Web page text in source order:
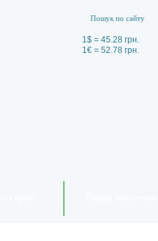
1$ = 45.28 грн.
1€ = 52.78 грн.